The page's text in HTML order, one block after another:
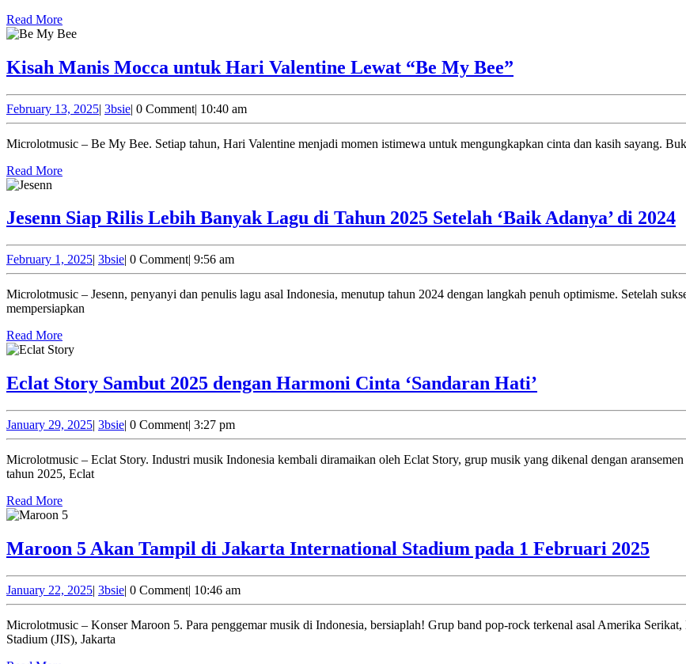
Read MoreRead
More
Kisah Manis Mocca untuk Hari Valentine Lewat “Be My Bee”
untuk
Hari
“Be
February 13, 2025February
13,
2025
| 3bsie3bsie
| 0 Comment| 10:40 am
Microlotmusic – Be My Bee. Setiap tahun, Hari Valentine menjadi momen istimewa untuk mengungkapkan cinta dan kasih sayang.
Read MoreRead
Jesenn Siap Rilis Lebih Banyak Lagu di Tahun 2025 Setelah ‘Baik Adanya’ di 2024
February 1, 2025February
1,
2025
| 3bsie3bsie
| 0 Comment| 9:56 am
Microlotmusic – Jesenn, penyanyi dan penulis lagu asal Indonesia, menutup tahun 2024 dengan langkah penuh optimisme. Setelah sukses merilis lagu “Baik Adanya” pada 31 Juli 2024, Jesenn kini tengah
mempersiapkan
Read MoreRead
More
Eclat Story Sambut 2025 dengan Harmoni Cinta ‘Sandaran Hati’
dengan
Hati’
January 29, 2025January
29,
2025
| 3bsie3bsie
| 0 Comment| 3:27 pm
Microlotmusic – Eclat Story. Industri musik Indonesia kembali diramaikan oleh Eclat Story, grup musik yang dikenal dengan aransemen lagu-lagu pop romantis dan suara merdu para personelnya. Mengawali
tahun 2025, Eclat
Read MoreRead
More
Maroon 5 Akan Tampil di Jakarta International Stadium pada 1 Februari 2025
di
January 22, 2025January
22,
2025
| 3bsie3bsie
| 0 Comment| 10:46 am
Microlotmusic – Konser Maroon 5. Para penggemar musik di Indonesia, bersiaplah! Grup band pop-rock terkenal asal Amerika Serikat, Maroon 5, akan menggelar konser spektakuler di Jakarta International
Stadium (JIS), Jakarta